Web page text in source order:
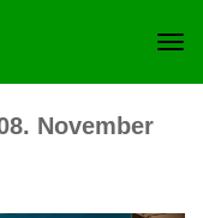
November